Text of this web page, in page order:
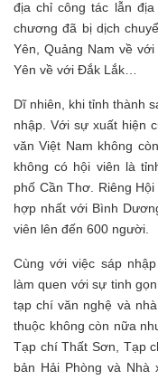
địa chỉ công tác lẫn
chương đã bị dịch
Yên, Quảng Nam về
Yên về với Đắk Lắk…
Dĩ nhiên, khi tỉnh thành
nhập. Với sự xuất hiện
văn Việt Nam không
không có hội viên là
phố Cần Thơ. Riêng
hợp nhất với Bình
viên lên đến 600 người.
Cùng với việc sáp
làm quen với sự tinh
tạp chí văn nghệ và
thuộc không còn nữa
Tạp chí Thất Sơn, Tạp
bản Hải Phòng và